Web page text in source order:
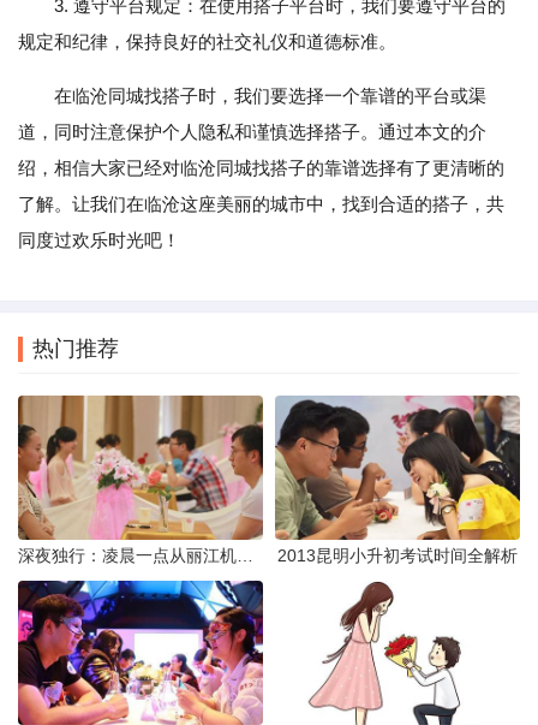
3. 遵守平台规定：在使用搭子平台时，我们要遵守平台的
规定和纪律，保持良好的社交礼仪和道德标准。
在临沧同城找搭子时，我们要选择一个靠谱的平台或渠
道，同时注意保护个人隐私和谨慎选择搭子。通过本文的介
绍，相信大家已经对临沧同城找搭子的靠谱选择有了更清晰的
了解。让我们在临沧这座美丽的城市中，找到合适的搭子，共
同度过欢乐时光吧！
热门推荐
2013昆明小升初考试时间全解析